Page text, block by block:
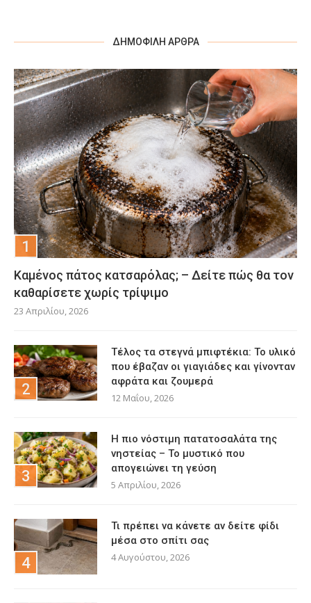
ΔΗΜΟΦΙΛΉ ΆΡΘΡΑ
Καμένος πάτος κατσαρόλας; – Δείτε πώς θα τον
καθαρίσετε χωρίς τρίψιμο
23 Απριλίου, 2026
Τέλος τα στεγνά μπιφτέκια: Το υλικό
που έβαζαν οι γιαγιάδες και γίνονταν
αφράτα και ζουμερά
12 Μαΐου, 2026
Η πιο νόστιμη πατατοσαλάτα της
νηστείας – Το μυστικό που
απογειώνει τη γεύση
5 Απριλίου, 2026
Τι πρέπει να κάνετε αν δείτε φίδι
μέσα στο σπίτι σας
4 Αυγούστου, 2026